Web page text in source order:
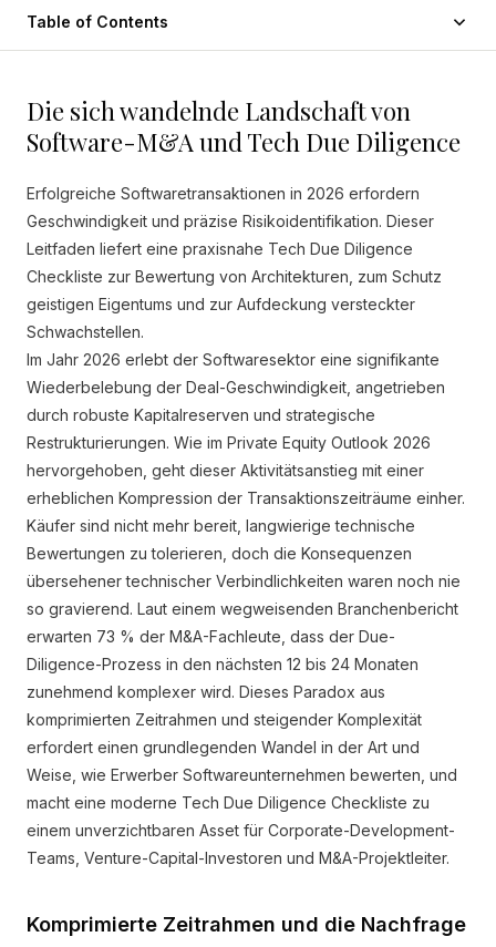
Table of Contents
Die sich wandelnde Landschaft von
Software-M&A und Tech Due Diligence
Erfolgreiche Softwaretransaktionen in 2026 erfordern
Geschwindigkeit und präzise Risikoidentifikation. Dieser
Leitfaden liefert eine praxisnahe Tech Due Diligence
Checkliste zur Bewertung von Architekturen, zum Schutz
geistigen Eigentums und zur Aufdeckung versteckter
Schwachstellen.
Im Jahr 2026 erlebt der Softwaresektor eine signifikante
Wiederbelebung der Deal-Geschwindigkeit, angetrieben
durch robuste Kapitalreserven und strategische
Restrukturierungen. Wie im Private Equity Outlook 2026
hervorgehoben, geht dieser Aktivitätsanstieg mit einer
erheblichen Kompression der Transaktionszeiträume einher.
Käufer sind nicht mehr bereit, langwierige technische
Bewertungen zu tolerieren, doch die Konsequenzen
übersehener technischer Verbindlichkeiten waren noch nie
so gravierend. Laut einem wegweisenden Branchenbericht
erwarten 73 % der M&A-Fachleute, dass der Due-
Diligence-Prozess in den nächsten 12 bis 24 Monaten
zunehmend komplexer wird. Dieses Paradox aus
komprimierten Zeitrahmen und steigender Komplexität
erfordert einen grundlegenden Wandel in der Art und
Weise, wie Erwerber Softwareunternehmen bewerten, und
macht eine moderne Tech Due Diligence Checkliste zu
einem unverzichtbaren Asset für Corporate-Development-
Teams, Venture-Capital-Investoren und M&A-Projektleiter.
Komprimierte Zeitrahmen und die Nachfrage